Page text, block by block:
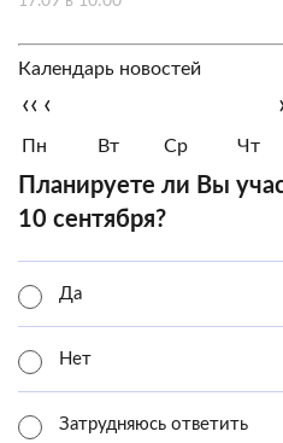
Календарь новостей
‹‹ ‹
Пн Вт Ср Чт
Планируете ли Вы
10 сентября?
Да
Нет
Затрудняюсь ответить